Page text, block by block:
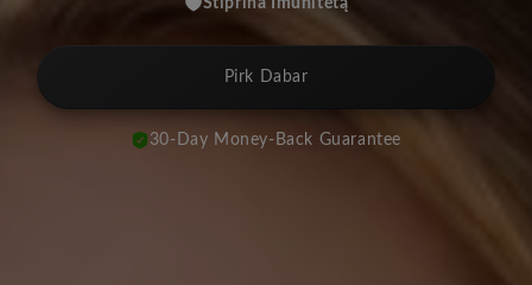
Stiprina Imunitetą
Pirk Dabar
30-Day Money-Back Guarantee